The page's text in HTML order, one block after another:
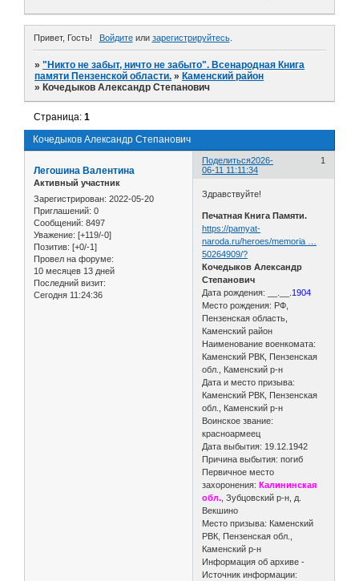
Привет, Гость! Войдитеили зарегистрируйтесь.
»"Никто не забыт, ничто не забыто". Всенародная Книга
памяти Пензенской области. » Каменский район
» Кочедыков Александр Степанович
Кочедыков Александр Степанович
Страница:1
Поделиться 1
2026-
06-11 11:11:34
Легошина Валентина
Активный участник
Зарегистрирован: 2022-05-20
Приглашений: 0
Сообщений: 8497
Уважение: [+119/-0]
Позитив: [+0/-1]
Провел на форуме:
10 месяцев 13 дней
Последний визит:
Сегодня 11:24:36
Здравствуйте!
Печатная Книга Памяти.
https://pamyat-
naroda.ru/heroes/memoria …
50264909/?
Кочедыков Александр
Степанович
Дата рождения: __.__. 1904
Место рождения: РФ,
Пензенская область,
Каменский район
Наименование военкомата:
Каменский РВК, Пензенская
обл., Каменский р-н
Дата и место призыва:
Каменский РВК, Пензенская
обл., Каменский р-н
Воинское звание:
красноармеец
Дата выбытия: 19.12.1942
Причина выбытия: погиб
Первичное место
захоронения:Калининская
обл. , Зубцовский р-н, д.
Векшино
Место призыва: Каменский
РВК, Пензенская обл.,
Каменский р-н
Информация об архиве -
Источник информации: